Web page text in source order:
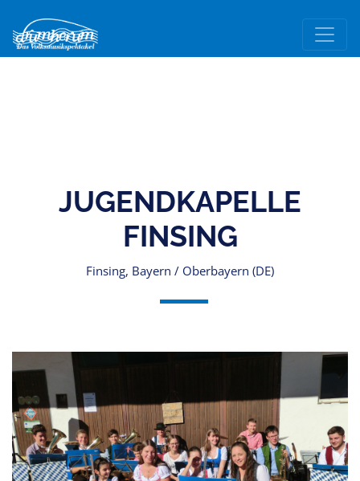
JUGENDKAPELLE
FINSING
Finsing, Bayern / Oberbayern (DE)